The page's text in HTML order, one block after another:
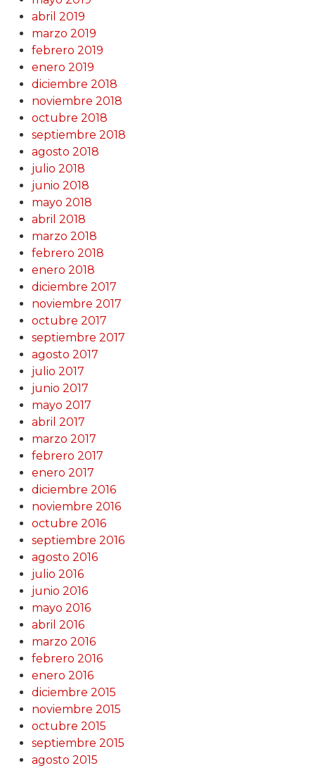
abril 2019
marzo 2019
febrero 2019
enero 2019
diciembre 2018
noviembre 2018
octubre 2018
septiembre 2018
agosto 2018
julio 2018
junio 2018
mayo 2018
abril 2018
marzo 2018
febrero 2018
enero 2018
diciembre 2017
noviembre 2017
octubre 2017
septiembre 2017
agosto 2017
julio 2017
junio 2017
mayo 2017
abril 2017
marzo 2017
febrero 2017
enero 2017
diciembre 2016
noviembre 2016
octubre 2016
septiembre 2016
agosto 2016
julio 2016
junio 2016
mayo 2016
abril 2016
marzo 2016
febrero 2016
enero 2016
diciembre 2015
noviembre 2015
octubre 2015
septiembre 2015
agosto 2015